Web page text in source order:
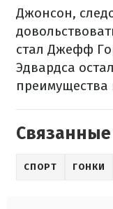
Джонсон,
стал Джефф
Эдвардса
СПОРТ ГОНКИ